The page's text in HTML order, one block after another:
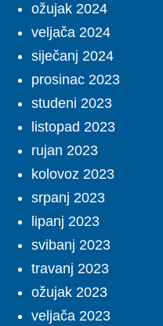
ožujak 2024
veljača 2024
siječanj 2024
prosinac 2023
studeni 2023
listopad 2023
rujan 2023
kolovoz 2023
srpanj 2023
lipanj 2023
svibanj 2023
travanj 2023
ožujak 2023
veljača 2023